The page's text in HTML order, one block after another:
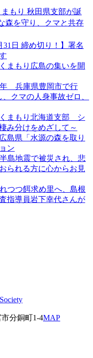
まもり 秋田県支部が誕
森を守り、クマと共存
31日 締め切り！】署名
まもり広島の集いを開
年 兵庫県豊岡市で行
クマの人身事故ゼロ、
くまもり北海道支部 シ
み分けをめざして～
島県「水源の森を取り
ン
島地震で被災され、悲
られる方に心からお見
つつ餌求め里へ、島根
指導員岩下幸代さんが
分銅町1-4MAP